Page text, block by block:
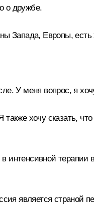
о дружбе.
Запада, Европы,
У меня вопрос, я
хочу сказать, что
интенсивной
является страной